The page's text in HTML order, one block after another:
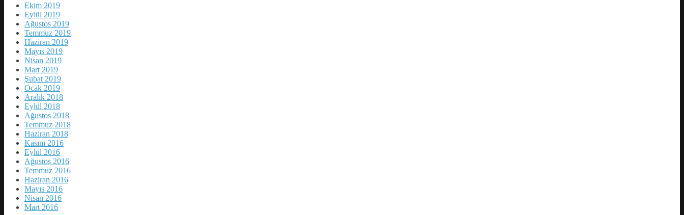
Ekim 2019
Eylül 2019
Ağustos 2019
Temmuz 2019
Haziran 2019
Mayıs 2019
Nisan 2019
Mart 2019
Şubat 2019
Ocak 2019
Aralık 2018
Eylül 2018
Ağustos 2018
Temmuz 2018
Haziran 2018
Kasım 2016
Eylül 2016
Ağustos 2016
Temmuz 2016
Haziran 2016
Mayıs 2016
Nisan 2016
Mart 2016